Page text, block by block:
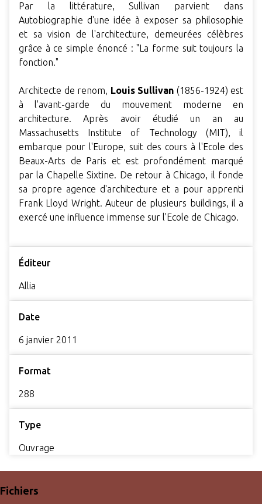
Par la littérature, Sullivan parvient dans
Autobiographie d'une idée à exposer sa philosophie
et sa vision de l'architecture, demeurées célèbres
grâce à ce simple énoncé : "La forme suit toujours la
fonction."
Architecte de renom, Louis Sullivan (1856-1924) est
à l'avant-garde du mouvement moderne en
architecture. Après avoir étudié un an au
Massachusetts Institute of Technology (MIT), il
embarque pour l'Europe, suit des cours à l'Ecole des
Beaux-Arts de Paris et est profondément marqué
par la Chapelle Sixtine. De retour à Chicago, il fonde
sa propre agence d'architecture et a pour apprenti
Frank Lloyd Wright. Auteur de plusieurs buildings, il a
exercé une influence immense sur l'Ecole de Chicago.
Éditeur
Allia
Date
6 janvier 2011
Format
288
Type
Ouvrage
Fichiers